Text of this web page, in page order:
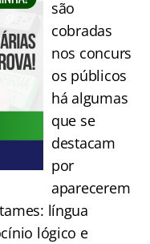
são
cobradas
nos concurs
os públicos
há algumas
que se
destacam
por
aparecerem
língua
lógico e